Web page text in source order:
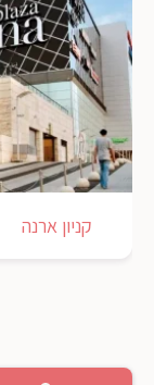
קניון ארנה